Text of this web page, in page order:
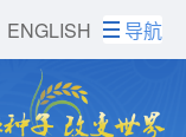
ENGLISH 导航